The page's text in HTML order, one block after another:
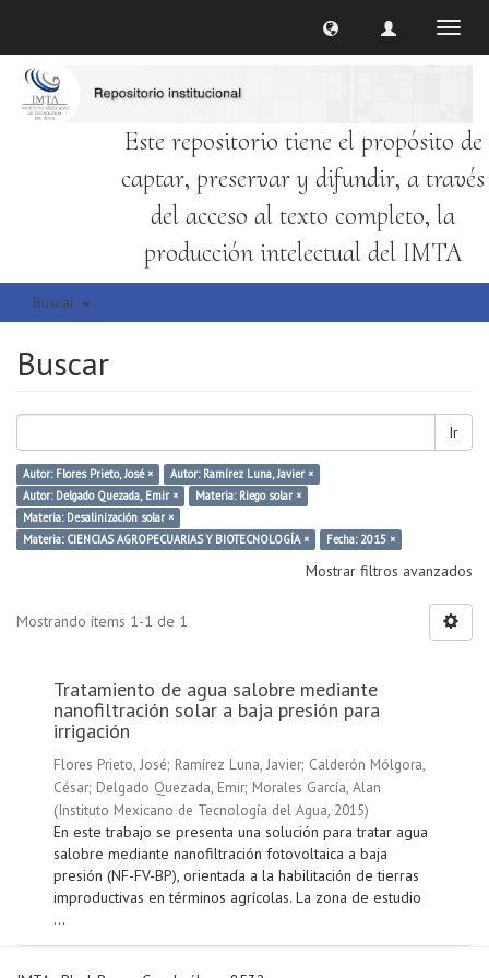
Este repositorio tiene el propósito de
captar, preservar y difundir, a través
del acceso al texto completo, la
producción intelectual del IMTA
Buscar
Buscar
Ir
Autor: Flores Prieto, José ×
Autor: Ramírez Luna, Javier ×
Autor: Delgado Quezada, Emir ×
Materia: Riego solar ×
Materia: Desalinización solar ×
Materia: CIENCIAS AGROPECUARIAS Y BIOTECNOLOGÍA ×
Fecha: 2015 ×
Mostrar filtros avanzados
Mostrando ítems 1-1 de 1
Tratamiento de agua salobre mediante
nanofiltración solar a baja presión para
irrigación
Flores Prieto, José; Ramírez Luna, Javier; Calderón Mólgora,
César; Delgado Quezada, Emir; Morales García, Alan
(Instituto Mexicano de Tecnología del Agua, 2015)
En este trabajo se presenta una solución para tratar agua
salobre mediante nanofiltración fotovoltaica a baja
presión (NF-FV-BP), orientada a la habilitación de tierras
improductivas en términos agrícolas. La zona de estudio
...